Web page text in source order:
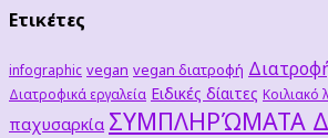
Ετικέτες
infographic vegan vegan διατροφή
Διατροφικά εργαλεία Ειδικές δίαιτες Κοιλιακό
παχυσαρκία ΣΥΜΠΛΗΡΏΜΑΤΑ